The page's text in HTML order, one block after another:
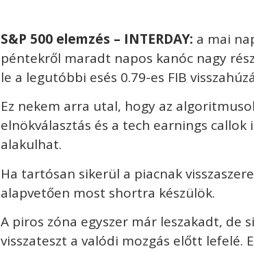
S&P 500 elemzés – INTERDAY: a mai
péntekről maradt napos kanóc nagy
le a legutóbbi esés 0.79-es FIB
Ez nekem arra utal, hogy az
elnökválasztás és a tech earnings
alakulhat.
Ha tartósan sikerül a piacnak
alapvetően most shortra készülök.
A piros zóna egyszer már leszakadt, de
visszateszt a valódi mozgás előtt lefelé.